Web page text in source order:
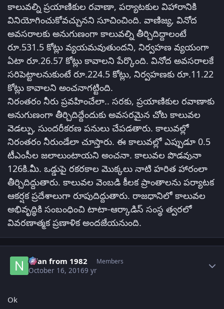
కాలువల్ని ప్రయాణికుల రవాణా, పర్యాటకుల విహారానికి
వినియోగించుకోవచ్చునని సూచించింది. వాణిజ్య, వినోద
అవసరాలకు అనుగుణంగా కాలువల్ని తీర్చిదిద్దాలంటే
రూ.531.5 కోట్లు వ్యయమవుతుందని, నిర్వహణ వ్యయంగా
ఏటా రూ.26.57 కోట్లు కావాలని పేర్కొంది. వినోద అవసరాలకే
సరిపెట్టాలనుకుంటే రూ.224.5 కోట్లు, నిర్వహణకు రూ.11.22
కోట్లు కావాలని అంచనాగట్టింది.
నిరంతరం నీరు ప్రవహించేలా.. సరకు, ప్రయాణికుల రవాణాకు
అనుగుణంగా తీర్చిదిద్దేందుకు అవసరమైన చోట కాలువల
వెడల్పు, సుందరీకరణ పనులు చేపడతారు. కాలువల్లో
నిరంతరం నీరుండేలా చూస్తారు. ఈ కాలువల్లో ఎప్పుడూ 0.5
టీఎంసీల జలాలుంటాయని అంచనా. కాలువల పొడవునా
126కి.మీ. ఒడ్డుపై రకరకాల మొక్కలు నాటి హరిత హారంలా
తీర్చిదిద్దుతారు. కాలువల వెంబడి కీలక ప్రాంతాలను పర్యాటక
ఆకర్షక ప్రదేశాలుగా రూపుదిద్దుతారు. రాజధానిలో కాలువల
అభివృద్ధికి సంబంధించి టాటా-ఆర్కాడిస్‌ సంస్థ త్వరలో
వివరణాత్మక ప్రణాళిక అందజేయనుంది.
Nfan from 1982 Members
October 16, 20169 yr
Ok